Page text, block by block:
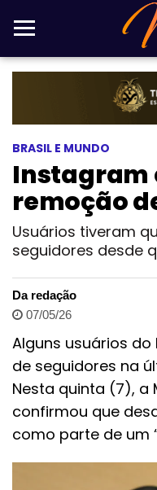
BRASIL E MUNDO
Instagram
remoção
Usuários tiveram
seguidores desde
Da redação
07/05/26
Alguns usuários
de seguidores na
Nesta quinta (7), a
confirmou que
como parte de um